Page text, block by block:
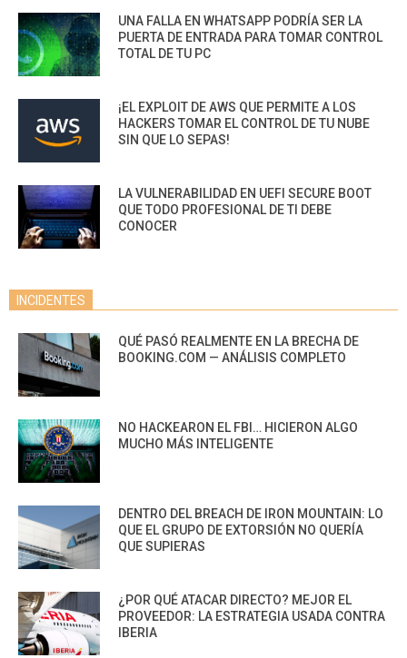
UNA FALLA EN WHATSAPP PODRÍA SER LA
PUERTA DE ENTRADA PARA TOMAR CONTROL
TOTAL DE TU PC
¡EL EXPLOIT DE AWS QUE PERMITE A LOS
HACKERS TOMAR EL CONTROL DE TU NUBE
SIN QUE LO SEPAS!
LA VULNERABILIDAD EN UEFI SECURE BOOT
QUE TODO PROFESIONAL DE TI DEBE
CONOCER
INCIDENTES
QUÉ PASÓ REALMENTE EN LA BRECHA DE
BOOKING.COM — ANÁLISIS COMPLETO
NO HACKEARON EL FBI… HICIERON ALGO
MUCHO MÁS INTELIGENTE
DENTRO DEL BREACH DE IRON MOUNTAIN: LO
QUE EL GRUPO DE EXTORSIÓN NO QUERÍA
QUE SUPIERAS
¿POR QUÉ ATACAR DIRECTO? MEJOR EL
PROVEEDOR: LA ESTRATEGIA USADA CONTRA
IBERIA